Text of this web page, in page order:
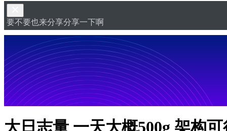
要不要也来分享分享一下啊
大日志量 一天大概500g 架构